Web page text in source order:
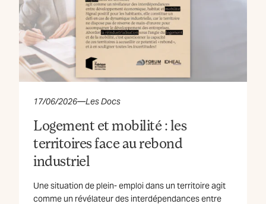
17/06/2026—Les Docs
Logement et mobilité : les
territoires face au rebond
industriel
Une situation de plein- emploi dans un territoire agit
comme un révélateur des interdépendances entre